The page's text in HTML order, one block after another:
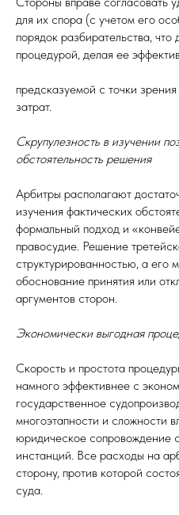
для их спора (с учетом его
порядок разбирательства, что
процедурой, делая ее
предсказуемой с точки
затрат.
Скрупулезность в изучении
обстоятельность решения
Арбитры располагают
изучения фактических
формальный подход и
правосудие. Решение
структурированностью, а его
обоснование принятия или
аргументов сторон.
Экономически выгодная
Скорость и простота
намного эффективнее с
государственное
многоэтапности и сложности
юридическое сопровождение
инстанций. Все расходы на
сторону, против которой
суда.